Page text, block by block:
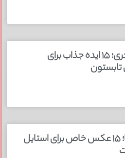
کفش تابستانی لاکچری؛ ۱۵ ایده‌ جذاب برای
مانتو جین شیک زیبا؛ ۱۵ عکس خاص برای استایل